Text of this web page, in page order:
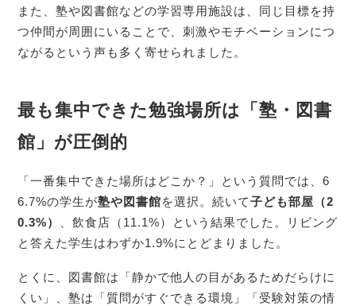
また、塾や図書館などの学習専用施設は、同じ目標を持
つ仲間が周囲にいることで、刺激やモチベーションにつ
ながるという声も多く寄せられました。
最も集中できた勉強場所は「塾・図書
館」が圧倒的
「一番集中できた場所はどこか？」という質問では、6
6.7%の学生が塾や図書館を選択。続いて子ども部屋（2
0.3%）
、飲食店（11.1%）という結果でした。リビング
と答えた学生はわずか1.9%にとどまりました。
とくに、図書館は「静かで他人の目があるためだらけに
くい」、塾は「質問がすぐできる環境」「受験対策の情